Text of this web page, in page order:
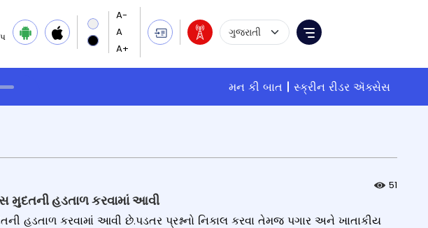
Language Selection
Menu
મન કી બાત
સ્ક્રીન રીડર ઍક્સેસ
51
મુદતની હડતાળ કરવામાં આવી
હડતાળ કરવામાં આવી છે.પડતર પ્રશ્નનો નિકાલ કરવા તેમજ પગાર અને ખાતાકીય